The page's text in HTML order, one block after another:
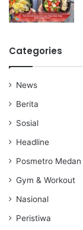
Categories
News
Berita
Sosial
Headline
Posmetro Medan
Gym & Workout
Nasional
Peristiwa